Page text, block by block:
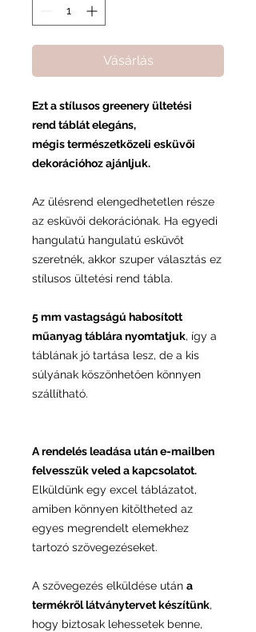
Vásárlás
Ezt a stílusos greenery ültetési
rend táblát elegáns,
mégis természetközeli esküvői
dekorációhoz ajánljuk.
Az ülésrend elengedhetetlen része
az esküvői dekorációnak. Ha egyedi
hangulatú hangulatú esküvőt
szeretnék, akkor szuper választás ez
stílusos ültetési rend tábla.
5 mm vastagságú habosított
műanyag táblára nyomtatjuk, így a
táblának jó tartása lesz, de a kis
súlyának köszönhetően könnyen
szállítható.
A rendelés leadása után e-mailben
felvesszük veled a kapcsolatot.
Elküldünk egy excel táblázatot,
amiben könnyen kitöltheted az
egyes megrendelt elemekhez
tartozó szövegezéseket.
A szövegezés elküldése után a
termékről látványtervet készítünk,
hogy biztosak lehessetek benne,